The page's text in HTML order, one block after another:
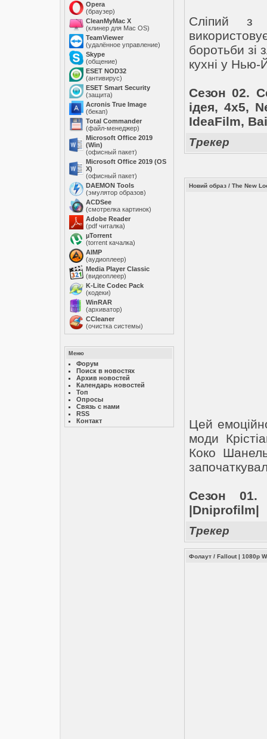
Opera
(браузер)
CleanMyMac X
(клинер для Mac OS)
TeamViewer
(удалённое управление)
Skype
(общение)
ESET NOD32
(антивирус)
ESET Smart Security
(защита)
Acronis True Image
(бекап)
Total Commander
(файл-менеджер)
Microsoft Office 2019
(Win)
(офисный пакет)
Microsoft Office 2019 (OS
X)
(офисный пакет)
DAEMON Tools
(эмулятор образов)
ACDSee
(смотрелка картинок)
Adobe Reader
(pdf читалка)
µTorrent
(torrent качалка)
AIMP
(аудиоплеер)
Media Player Classic
(видеоплеер)
K-Lite Codec Pack
(кодеки)
WinRAR
(архиватор)
ССleaner
(очистка системы)
Меню
Форум
Поиск в новостях
Архив новостей
Календарь новостей
Топ
Опросы
Связь с нами
RSS
Контакт
Сліпий з
боротьби зі
кухні у Нью-
Сезон 02.
ідея, 4х5,
IdeaFilm,
Трекер
Новий образ / The New
Цей
моди
Коко
Сезон 01.
|Dniprofilm|
Трекер
Фолаут / Fallout | 1080p